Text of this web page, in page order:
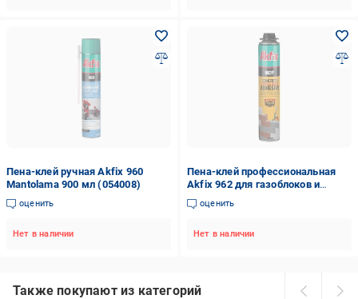
Пена-клей ручная Akfix 960
Mantolama 900 мл (054008)
оценить
Нет в наличии
Пена-клей профессиональная
Akfix 962 для газоблоков и
бетона 900г (074438)
оценить
Нет в наличии
Также покупают из категорий